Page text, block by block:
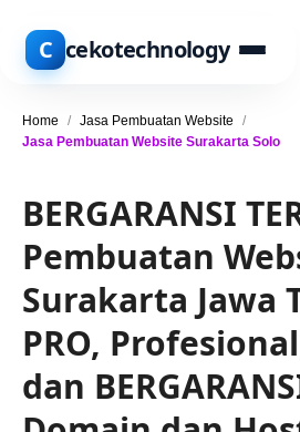
C cekotechnology
Home / Jasa Pembuatan Website
/
Jasa Pembuatan Website Surakarta Solo
BERGARANSI
Pembuatan
Surakarta Jawa
PRO,
dan